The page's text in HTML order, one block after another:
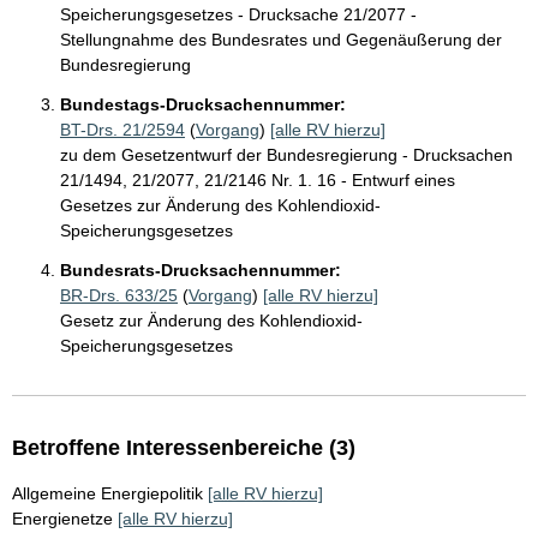
Speicherungsgesetzes - Drucksache 21/2077 -
Stellungnahme des Bundesrates und Gegenäußerung der
Bundesregierung
Bundestags-Drucksachennummer:
BT-Drs. 21/2594 (Vorgang) [alle RV hierzu]
zu dem Gesetzentwurf der Bundesregierung - Drucksachen
21/1494, 21/2077, 21/2146 Nr. 1. 16 - Entwurf eines
Gesetzes zur Änderung des Kohlendioxid-
Speicherungsgesetzes
Bundesrats-Drucksachennummer:
BR-Drs. 633/25 (Vorgang) [alle RV hierzu]
Gesetz zur Änderung des Kohlendioxid-
Speicherungsgesetzes
Betroffene Interessenbereiche (3)
Allgemeine Energiepolitik [alle RV hierzu]
Energienetze [alle RV hierzu]